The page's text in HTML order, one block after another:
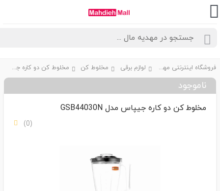
فروشگاه اینترنتی مهدیه مال لوازم برقی مخلوط کن مخلوط کن دو کاره جیپاس مدل GSB44030N
ناموجود
مخلوط کن دو کاره جیپاس مدل GSB44030N